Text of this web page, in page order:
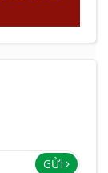
GỬI